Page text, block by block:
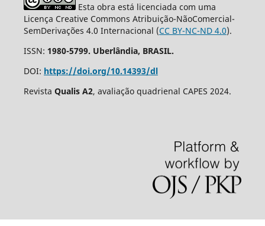
Esta obra está licenciada com uma
Licença Creative Commons Atribuição-NãoComercial-
SemDerivações 4.0 Internacional (CC BY-NC-ND 4.0).
ISSN: 1980-5799. Uberlândia, BRASIL.
DOI: https://doi.org/10.14393/dl
Revista Qualis A2, avaliação quadrienal CAPES 2024.